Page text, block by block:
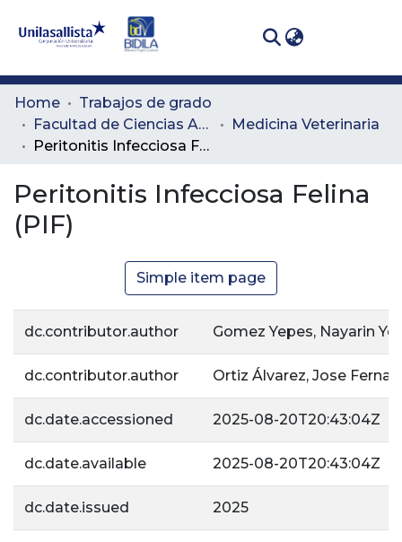
Communities
& Collections
Statistics
Home
Trabajos de grado
Facultad de Ciencias Administrativas y Agropecuarias
Medicina Veterinaria
Peritonitis Infecciosa Felina (PIF)
Peritonitis Infecciosa Felina
(PIF)
Simple item page
dc.contributor.author Gomez Yepes, Nayarin
dc.contributor.author Ortiz Álvarez, Jose
dc.date.accessioned 2025-08-20T20:43:04Z
dc.date.available 2025-08-20T20:43:04Z
dc.date.issued 2025